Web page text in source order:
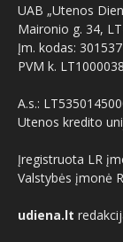
UAB „Utenos
Maironio g. 34,
Įm. kodas:
PVM k.
A.s.:
Utenos kredito
Įregistruota LR
Valstybės įmonė
udiena.lt